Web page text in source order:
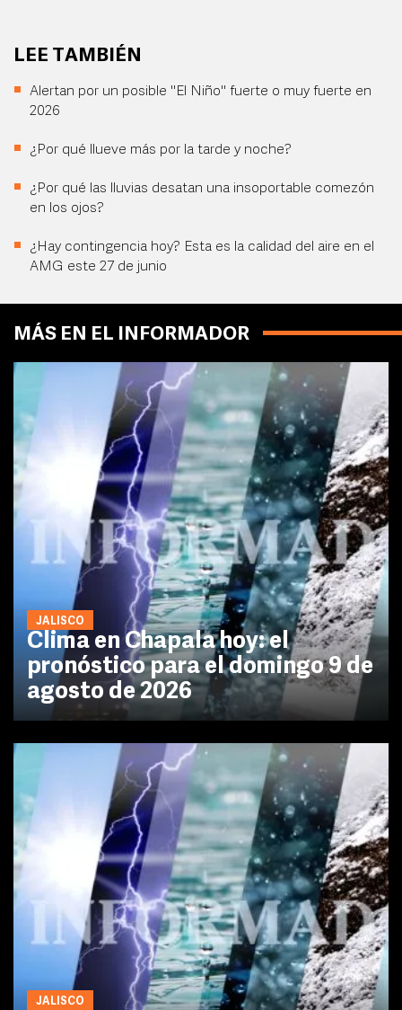
LEE TAMBIÉN
Alertan por un posible "El Niño" fuerte o muy fuerte en
2026
¿Por qué llueve más por la tarde y noche?
¿Por qué las lluvias desatan una insoportable comezón
en los ojos?
¿Hay contingencia hoy? Esta es la calidad del aire en el
AMG este 27 de junio
MÁS EN EL INFORMADOR
JALISCO
Clima en Chapala hoy: el
pronóstico para el domingo 9 de
agosto de 2026
JALISCO